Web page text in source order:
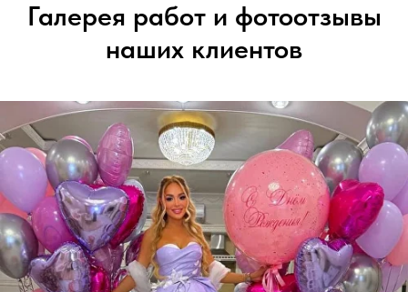
Галерея работ и фотоотзывы
наших клиентов